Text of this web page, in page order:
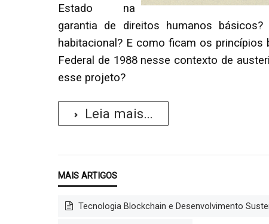
Estado na
garantia de direitos humanos
habitacional? E como ficam os princípios
Federal de 1988 nesse contexto de
esse projeto?
Leia mais...
Tecnologia Blockchain e Desenvolvimento